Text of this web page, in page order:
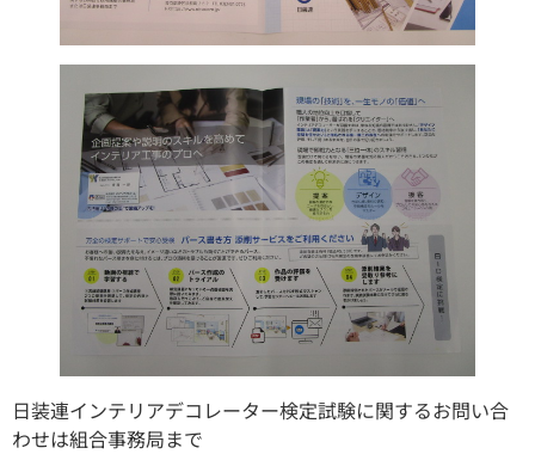
日装連インテリアデコレーター検定試験に関するお問い合
わせは組合事務局まで